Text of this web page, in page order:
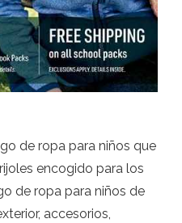
de ropa para niños que
encogido para los
de ropa para niños de
accesorios,